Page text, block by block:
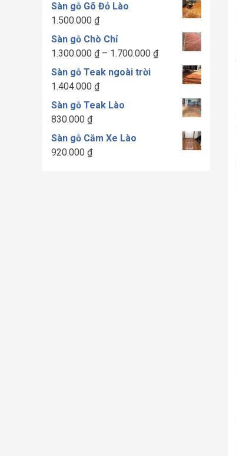
Sàn gỗ Gõ Đỏ Lào
1.500.000 ₫
Sàn gỗ Chò Chỉ
1.300.000 ₫ – 1.700.000 ₫Khoảng
Sàn gỗ Teak ngoài trời
1.404.000 ₫
Sàn gỗ Teak Lào
830.000 ₫
Sàn gỗ Căm Xe Lào
920.000 ₫